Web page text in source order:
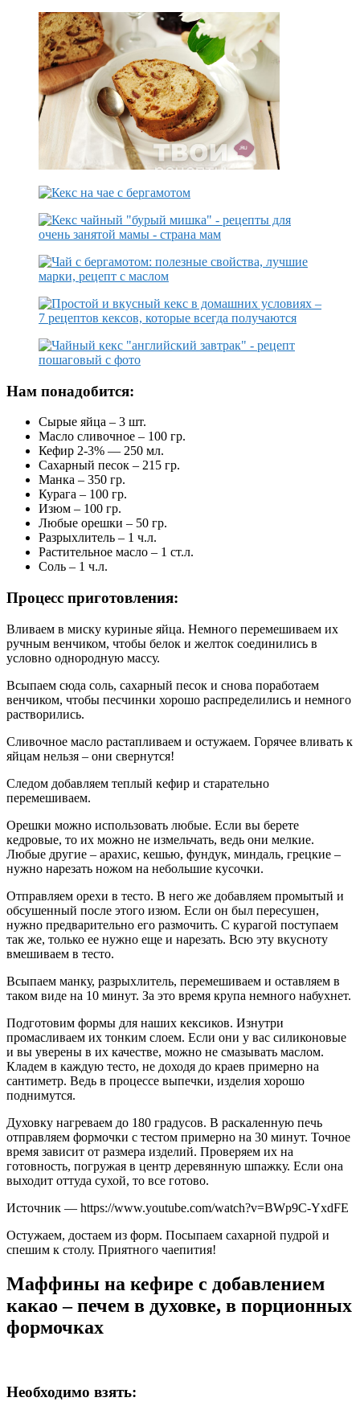
Нам понадобится:
Сырые яйца – 3 шт.
Масло сливочное – 100 гр.
Кефир 2-3% — 250 мл.
Сахарный песок – 215 гр.
Манка – 350 гр.
Курага – 100 гр.
Изюм – 100 гр.
Любые орешки – 50 гр.
Разрыхлитель – 1 ч.л.
Растительное масло – 1 ст.л.
Соль – 1 ч.л.
Процесс приготовления:
Вливаем в миску куриные яйца. Немного перемешиваем их
ручным венчиком, чтобы белок и желток соединились в
условно однородную массу.
Всыпаем сюда соль, сахарный песок и снова поработаем
венчиком, чтобы песчинки хорошо распределились и немного
растворились.
Сливочное масло растапливаем и остужаем. Горячее вливать к
яйцам нельзя – они свернутся!
Следом добавляем теплый кефир и старательно
перемешиваем.
Орешки можно использовать любые. Если вы берете
кедровые, то их можно не измельчать, ведь они мелкие.
Любые другие – арахис, кешью, фундук, миндаль, грецкие –
нужно нарезать ножом на небольшие кусочки.
Отправляем орехи в тесто. В него же добавляем промытый и
обсушенный после этого изюм. Если он был пересушен,
нужно предварительно его размочить. С курагой поступаем
так же, только ее нужно еще и нарезать. Всю эту вкусноту
вмешиваем в тесто.
Всыпаем манку, разрыхлитель, перемешиваем и оставляем в
таком виде на 10 минут. За это время крупа немного набухнет.
Подготовим формы для наших кексиков. Изнутри
промасливаем их тонким слоем. Если они у вас силиконовые
и вы уверены в их качестве, можно не смазывать маслом.
Кладем в каждую тесто, не доходя до краев примерно на
сантиметр. Ведь в процессе выпечки, изделия хорошо
поднимутся.
Духовку нагреваем до 180 градусов. В раскаленную печь
отправляем формочки с тестом примерно на 30 минут. Точное
время зависит от размера изделий. Проверяем их на
готовность, погружая в центр деревянную шпажку. Если она
выходит оттуда сухой, то все готово.
Источник — https://www.youtube.com/watch?v=BWp9C-YxdFE
Остужаем, достаем из форм. Посыпаем сахарной пудрой и
спешим к столу. Приятного чаепития!
Маффины на кефире с добавлением
какао – печем в духовке, в порционных
формочках
Необходимо взять: